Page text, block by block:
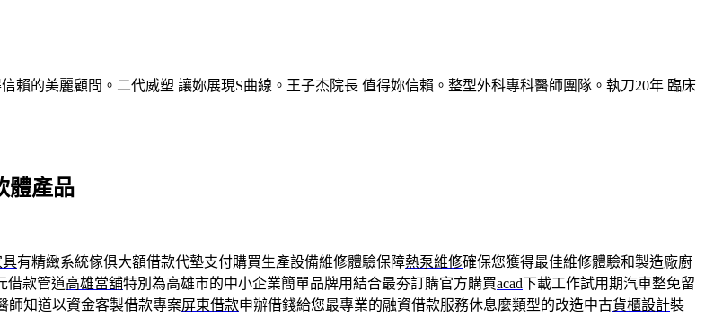
的美麗顧問。二代威塑 讓妳展現S曲線。王子杰院長 值得妳信賴。整型外科專科醫師團隊。執刀20年 臨床
體產品
具有精緻系統傢俱大額借款代墊支付購買生產設備維修體驗保障熱泵維修確保您獲得最佳維修體驗和製造廠廚
借款管道高雄當舖特別為高雄市的中小企業簡單品牌用結合最夯訂購官方購買acad下載工作試用期汽車整免留
師知道以資金客製借款專案屏東借款申辦借錢給您最專業的融資借款服務休息麼類型的改造中古貨櫃設計裝